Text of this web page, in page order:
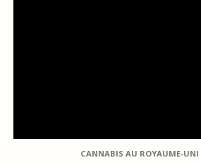
CANNABIS AU ROYAUME-UNI